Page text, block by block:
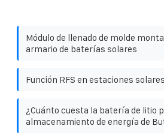
Módulo de llenado de molde
armario de baterías solares
Función RFS en estaciones solares
¿Cuánto cuesta la batería de litio
almacenamiento de energía de